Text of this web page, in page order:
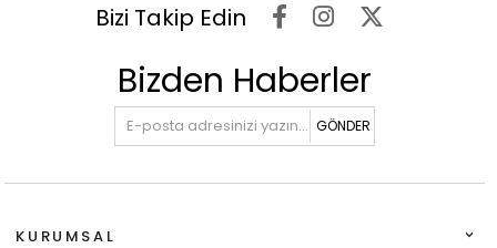
Bizi Takip Edin
Bizden Haberler
GÖNDER
KURUMSAL